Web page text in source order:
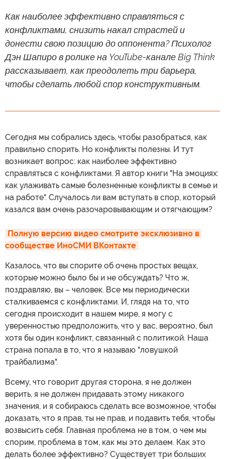
Как наиболее эффективно справляться с
конфликтами, снизить накал страстей и
донести свою позицию до оппонента? Психолог
Дэн Шапиро в ролике на YouTube-канале Big Think
рассказывает, как преодолеть три барьера,
чтобы сделать любой спор конструктивным.
Сегодня мы собрались здесь, чтобы разобраться, как
правильно спорить. Но конфликты полезны. И тут
возникает вопрос: как наиболее эффективно
справляться с конфликтами. Я автор книги "На эмоциях:
как улаживать самые болезненные конфликты в семье и
на работе". Случалось ли вам вступать в спор, который
казался вам очень разочаровывающим и отягчающим?
Полную версию видео смотрите эксклюзивно в
сообществе ИноСМИ ВКонтакте
Казалось, что вы спорите об очень простых вещах,
которые можно было бы и не обсуждать? Что ж,
поздравляю, вы – человек. Все мы периодически
сталкиваемся с конфликтами. И, глядя на то, что
сегодня происходит в нашем мире, я могу с
уверенностью предположить, что у вас, вероятно, был
хотя бы один конфликт, связанный с политикой. Наша
страна попала в то, что я называю "ловушкой
трайбализма".
Всему, что говорит другая сторона, я не должен
верить, я не должен придавать этому никакого
значения, и я собираюсь сделать все возможное, чтобы
доказать, что я прав, ты не прав, и подавить тебя, чтобы
возвысить себя. Главная проблема не в том, о чем мы
спорим, проблема в том, как мы это делаем. Как это
делать более эффективно? Существует три больших